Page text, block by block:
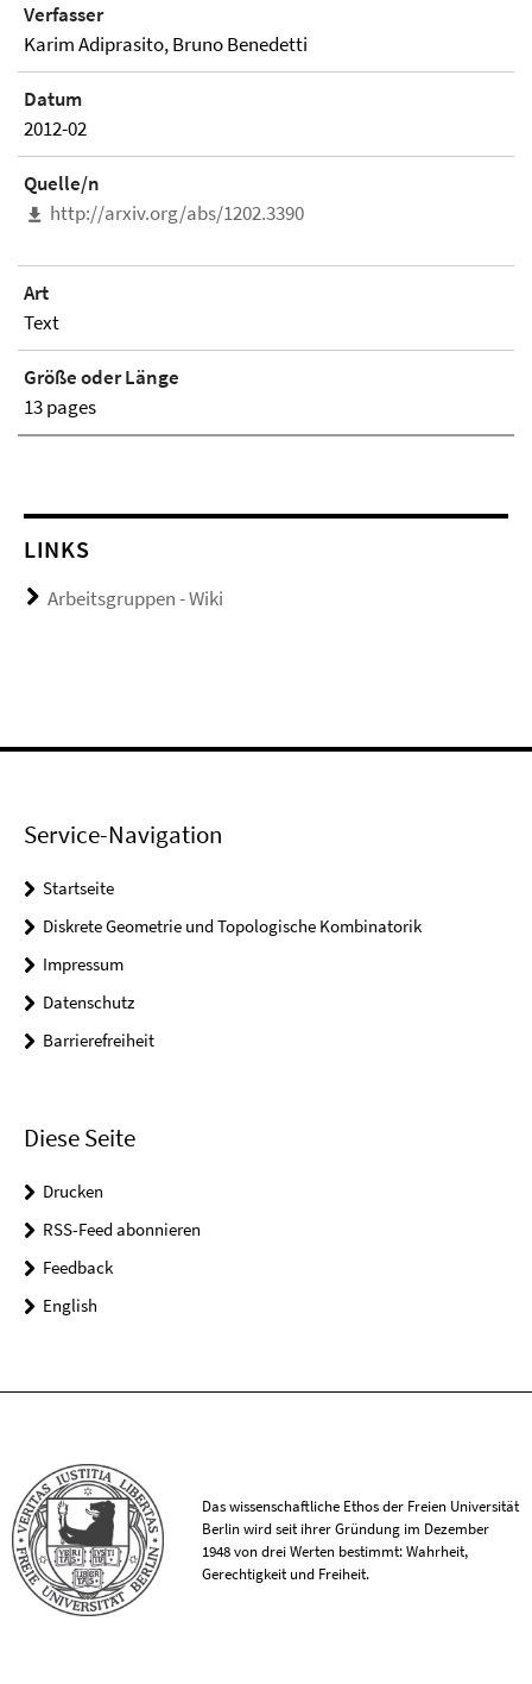
Verfasser
Karim Adiprasito, Bruno Benedetti
Datum
2012-02
Quelle/n
http://arxiv.org/abs/1202.3390
Art
Text
Größe oder Länge
13 pages
LINKS
Arbeitsgruppen - Wiki
Service-Navigation
Startseite
Diskrete Geometrie und Topologische Kombinatorik
Impressum
Datenschutz
Barrierefreiheit
Diese Seite
Drucken
RSS-Feed abonnieren
Feedback
English
Das wissenschaftliche Ethos der Freien Universität
Berlin wird seit ihrer Gründung im Dezember
1948 von drei Werten bestimmt: Wahrheit,
Gerechtigkeit und Freiheit.